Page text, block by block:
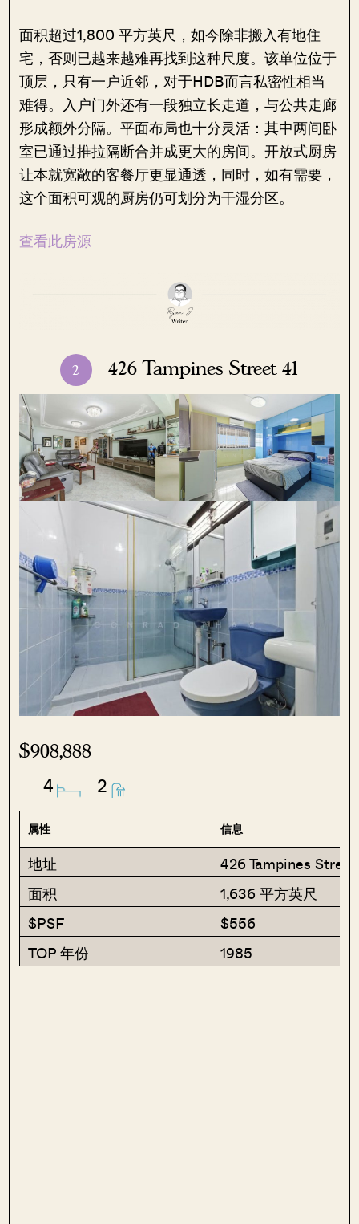
面积超过1,800 平方英尺，如今除非搬入有地住
宅，否则已越来越难再找到这种尺度。该单位位于
顶层，只有一户近邻，对于HDB而言私密性相当
难得。入户门外还有一段独立长走道，与公共走廊
形成额外分隔。平面布局也十分灵活：其中两间卧
室已通过推拉隔断合并成更大的房间。开放式厨房
让本就宽敞的客餐厅更显通透，同时，如有需要，
这个面积可观的厨房仍可划分为干湿分区。
查看此房源
2 426 Tampines Street 41
$908,888
4 2
属性 信息
地址
426 Tampines Street
面积
1,636 平方英尺
$PSF
$556
TOP 年份
1985